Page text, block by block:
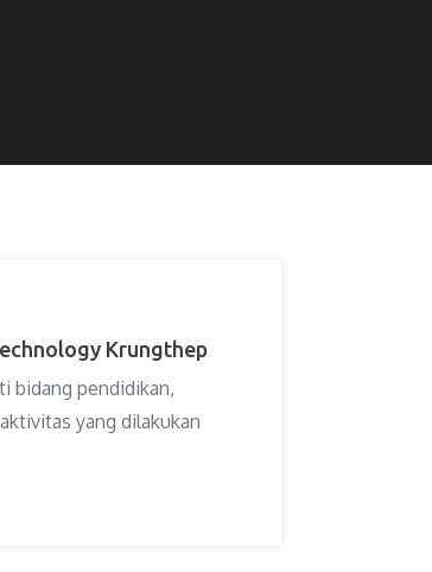
Krungthep
bidang pendidikan,
yang dilakukan